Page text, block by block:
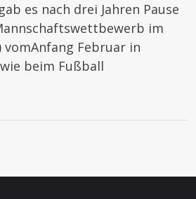
es nach drei Jahren Pause
im
vomAnfang Februar in
beim Fußball